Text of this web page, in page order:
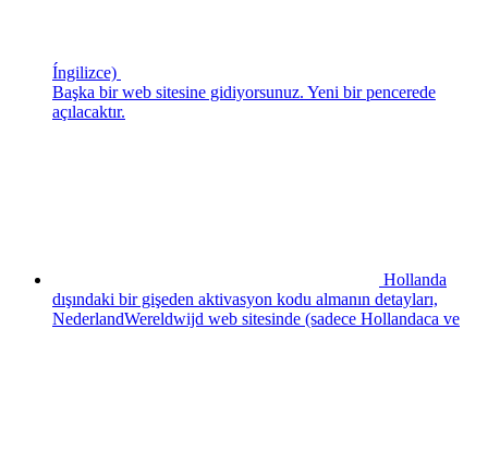
Íngilizce)
Başka bir web sitesine gidiyorsunuz. Yeni bir pencerede
açılacaktır.
Hollanda
dışındaki bir gişeden aktivasyon kodu almanın detayları,
NederlandWereldwijd web sitesinde (sadece Hollandaca ve